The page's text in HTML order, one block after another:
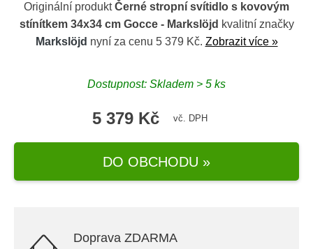
Originální produktČerné stropní svítidlo s kovovým
stínítkem 34x34 cm Gocce - Markslöjd kvalitní značky
Markslöjd nyní za cenu 5 379 Kč. Zobrazit více »
Dostupnost: Skladem > 5 ks
5 379 Kč vč. DPH
DO OBCHODU »
Doprava ZDARMA